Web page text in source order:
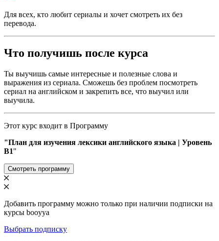
Для всех, кто любит сериалы и хочет смотреть их без
перевода.
Что получишь после курса
Ты выучишь самые интересные и полезные слова и
выражения из сериала. Сможешь без проблем посмотреть
сериал на английском и закрепить все, что выучил или
выучила.
Этот курс входит в Программу
"План для изучения лексики английского языка | Уровень
В1"
Смотреть программу
Добавить программу можно только при наличии подписки на
курсы booyya
Выбрать подписку